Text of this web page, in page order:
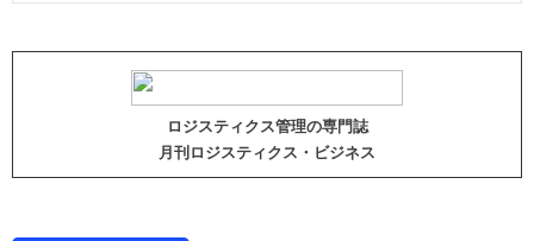
ロジスティクス管理の専門誌
月刊ロジスティクス・ビジネス